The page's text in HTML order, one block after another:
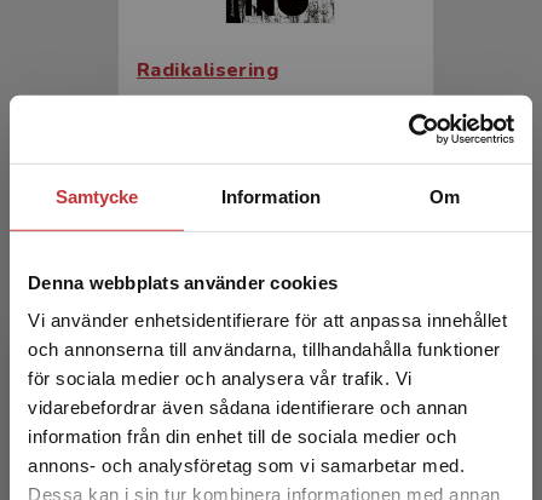
Samtycke Information Om
Denna webbplats använder cookies
Vi använder enhetsidentifierare för att anpassa innehållet
och annonserna till användarna, tillhandahålla funktioner
för sociala medier och analysera vår trafik. Vi
vidarebefordrar även sådana identifierare och annan
information från din enhet till de sociala medier och
annons- och analysföretag som vi samarbetar med.
Dessa kan i sin tur kombinera informationen med annan
Begränsad fraktregion
Radikalisering
332 krinkl. moms
Exkl. moms: 313 kr
Påverkan och manipulation